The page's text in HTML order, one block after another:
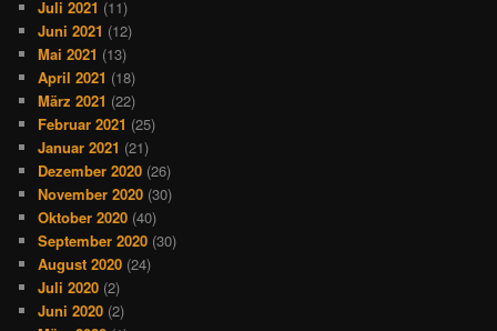
Juli 2021 (11)
Juni 2021 (12)
Mai 2021 (13)
April 2021 (18)
März 2021 (22)
Februar 2021 (25)
Januar 2021 (21)
Dezember 2020 (26)
November 2020 (30)
Oktober 2020 (40)
September 2020 (30)
August 2020 (24)
Juli 2020 (2)
Juni 2020 (2)